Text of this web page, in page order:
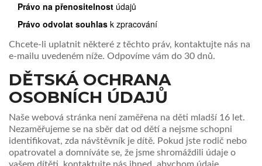
Právo na přenositelnost údajů
Právo odvolat souhlas k zpracování
Chcete-li uplatnit některé z těchto práv, kontaktujte nás na
e-mailu uvedeném níže. Odpovíme vám do 30 dnů.
DĚTSKÁ OCHRANA
OSOBNÍCH ÚDAJŮ
Naše webová stránka není zaměřena na děti mladší 16 let.
Nezaměřujeme se na sběr dat od dětí a nejsme schopni
identifikovat, zda návštěvník je dítě. Pokud jste rodič nebo
opatrovatel a domníváte se, že jsme shromáždili údaje o